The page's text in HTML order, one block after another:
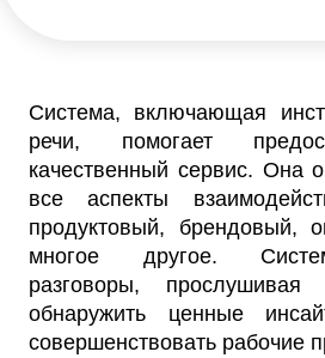
Система, включающая
речи, помогает
качественный сервис. Она
все аспекты
продуктовый, брендовый,
многое другое.
разговоры,
обнаружить ценные
совершенствовать рабочие